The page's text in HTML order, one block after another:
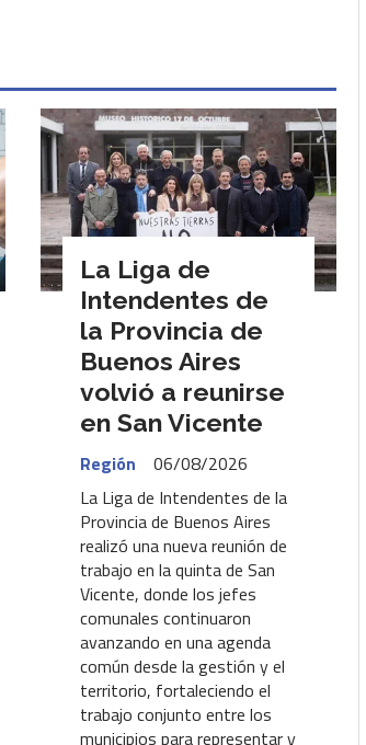
La Liga de
Intendentes de
la Provincia de
Buenos Aires
volvió a reunirse
en San Vicente
Región
06/08/2026
La Liga de Intendentes de la
Provincia de Buenos Aires
realizó una nueva reunión de
trabajo en la quinta de San
Vicente, donde los jefes
comunales continuaron
avanzando en una agenda
común desde la gestión y el
territorio, fortaleciendo el
trabajo conjunto entre los
municipios para representar y